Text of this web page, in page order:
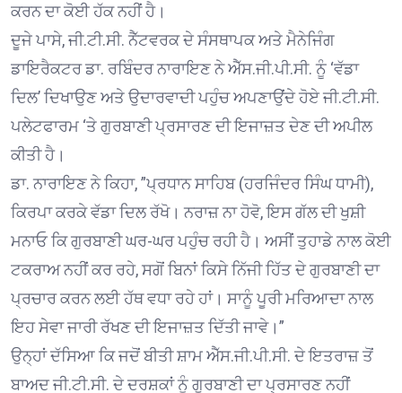
ਕਰਨ ਦਾ ਕੋਈ ਹੱਕ ਨਹੀਂ ਹੈ।
ਦੂਜੇ ਪਾਸੇ, ਜੀ.ਟੀ.ਸੀ. ਨੈੱਟਵਰਕ ਦੇ ਸੰਸਥਾਪਕ ਅਤੇ ਮੈਨੇਜਿੰਗ
ਡਾਇਰੈਕਟਰ ਡਾ. ਰਬਿੰਦਰ ਨਾਰਾਇਣ ਨੇ ਐੱਸ.ਜੀ.ਪੀ.ਸੀ. ਨੂੰ ‘ਵੱਡਾ
ਦਿਲ’ ਦਿਖਾਉਣ ਅਤੇ ਉਦਾਰਵਾਦੀ ਪਹੁੰਚ ਅਪਣਾਉਂਦੇ ਹੋਏ ਜੀ.ਟੀ.ਸੀ.
ਪਲੇਟਫਾਰਮ ‘ਤੇ ਗੁਰਬਾਣੀ ਪ੍ਰਸਾਰਣ ਦੀ ਇਜਾਜ਼ਤ ਦੇਣ ਦੀ ਅਪੀਲ
ਕੀਤੀ ਹੈ।
ਡਾ. ਨਾਰਾਇਣ ਨੇ ਕਿਹਾ, ”ਪ੍ਰਧਾਨ ਸਾਹਿਬ (ਹਰਜਿੰਦਰ ਸਿੰਘ ਧਾਮੀ),
ਕਿਰਪਾ ਕਰਕੇ ਵੱਡਾ ਦਿਲ ਰੱਖੋ। ਨਰਾਜ਼ ਨਾ ਹੋਵੋ, ਇਸ ਗੱਲ ਦੀ ਖੁਸ਼ੀ
ਮਨਾਓ ਕਿ ਗੁਰਬਾਣੀ ਘਰ-ਘਰ ਪਹੁੰਚ ਰਹੀ ਹੈ। ਅਸੀਂ ਤੁਹਾਡੇ ਨਾਲ ਕੋਈ
ਟਕਰਾਅ ਨਹੀਂ ਕਰ ਰਹੇ, ਸਗੋਂ ਬਿਨਾਂ ਕਿਸੇ ਨਿੱਜੀ ਹਿੱਤ ਦੇ ਗੁਰਬਾਣੀ ਦਾ
ਪ੍ਰਚਾਰ ਕਰਨ ਲਈ ਹੱਥ ਵਧਾ ਰਹੇ ਹਾਂ। ਸਾਨੂੰ ਪੂਰੀ ਮਰਿਆਦਾ ਨਾਲ
ਇਹ ਸੇਵਾ ਜਾਰੀ ਰੱਖਣ ਦੀ ਇਜਾਜ਼ਤ ਦਿੱਤੀ ਜਾਵੇ।”
ਉਨ੍ਹਾਂ ਦੱਸਿਆ ਕਿ ਜਦੋਂ ਬੀਤੀ ਸ਼ਾਮ ਐੱਸ.ਜੀ.ਪੀ.ਸੀ. ਦੇ ਇਤਰਾਜ਼ ਤੋਂ
ਬਾਅਦ ਜੀ.ਟੀ.ਸੀ. ਦੇ ਦਰਸ਼ਕਾਂ ਨੂੰ ਗੁਰਬਾਣੀ ਦਾ ਪ੍ਰਸਾਰਣ ਨਹੀਂ